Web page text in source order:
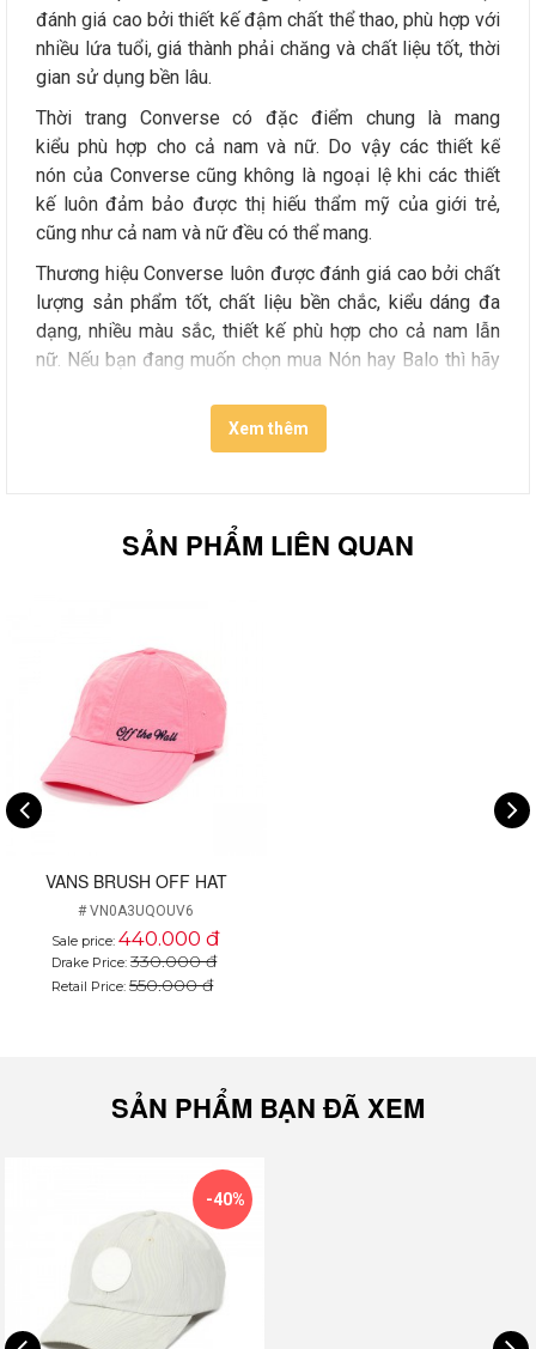
đánh giá cao bởi thiết kế đậm chất thể thao, phù hợp với
nhiều lứa tuổi, giá thành phải chăng và chất liệu tốt, thời
gian sử dụng bền lâu.
Thời trang Converse có đặc điểm chung là mang
kiểu phù hợp cho cả nam và nữ. Do vậy các thiết kế
nón của Converse cũng không là ngoại lệ khi các thiết
kế luôn đảm bảo được thị hiếu thẩm mỹ của giới trẻ,
cũng như cả nam và nữ đều có thể mang.
Thương hiệu Converse luôn được đánh giá cao bởi chất
lượng sản phẩm tốt, chất liệu bền chắc, kiểu dáng đa
dạng, nhiều màu sắc, thiết kế phù hợp cho cả nam lẫn
nữ. Nếu bạn đang muốn chọn mua Nón hay Balo thì hãy
VN và chọn ngay một chiếc Nón ưng ý nhất dể sử dụng
nhé, với đầy đủ mẫu mã đa dạng, chắc chắn bạn sẽ
Xem thêm
SẢN PHẨM LIÊN QUAN
VANS BRUSH OFF HAT
# VN0A3UQOUV6
Sale price:440.000 đ
Drake Price:330.000 đ
Retail Price:550.000 đ
SẢN PHẨM BẠN ĐÃ XEM
-40%